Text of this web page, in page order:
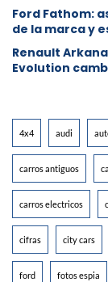
Ford Fathom:
de la marca y
Renault
Evolution
4x4 audi
carros antiguos
carros electricos
cifras city cars
ford fotos espia